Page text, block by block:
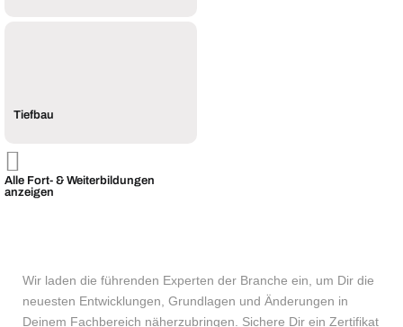
Tiefbau
Alle Fort- & Weiterbildungen
anzeigen
Wir laden die führenden Experten der Branche ein, um Dir die
neuesten Entwicklungen, Grundlagen und Änderungen in
Deinem Fachbereich näherzubringen. Sichere Dir ein Zertifikat